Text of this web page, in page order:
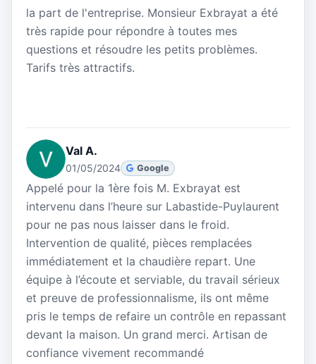
la part de l'entreprise. Monsieur Exbrayat a été
très rapide pour répondre à toutes mes
questions et résoudre les petits problèmes.
Tarifs très attractifs.
Val A.
01/05/2024 Google
Appelé pour la 1ère fois M. Exbrayat est
intervenu dans l’heure sur Labastide-Puylaurent
pour ne pas nous laisser dans le froid.
Intervention de qualité, pièces remplacées
immédiatement et la chaudière repart. Une
équipe à l’écoute et serviable, du travail sérieux
et preuve de professionnalisme, ils ont même
pris le temps de refaire un contrôle en repassant
devant la maison. Un grand merci. Artisan de
confiance vivement recommandé